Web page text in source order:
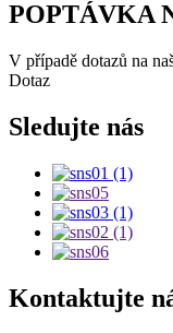
POPTÁVKA
V případě dotazů na
Dotaz
Sledujte nás
Kontaktujte